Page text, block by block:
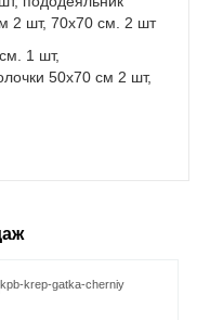
2 шт, 70х70 см. 2 шт
1 шт,
50х70 см 2 шт,